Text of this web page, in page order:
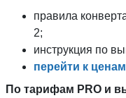
правила
2;
инструкция по
перейти к
По тарифам PRO и